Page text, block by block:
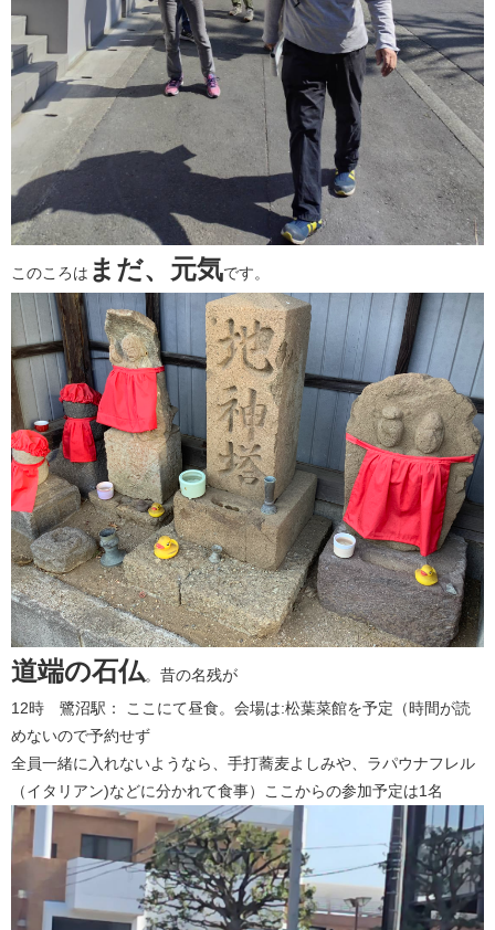
このころは まだ、元気です。
道端の石仏。昔の名残が​
12時 鷺沼駅： ここにて昼食。会場は:松葉菜館を予定（時間が読
めないので予約せず
全員一緒に入れないようなら、手打蕎麦よしみや、ラパウナフレル
（イタリアン)などに分かれて食事）ここからの参加予定は1名